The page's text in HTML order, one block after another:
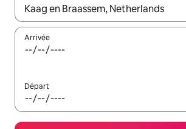
Lorsque les résultats s'affichent, utilisez
Arrivée
Départ